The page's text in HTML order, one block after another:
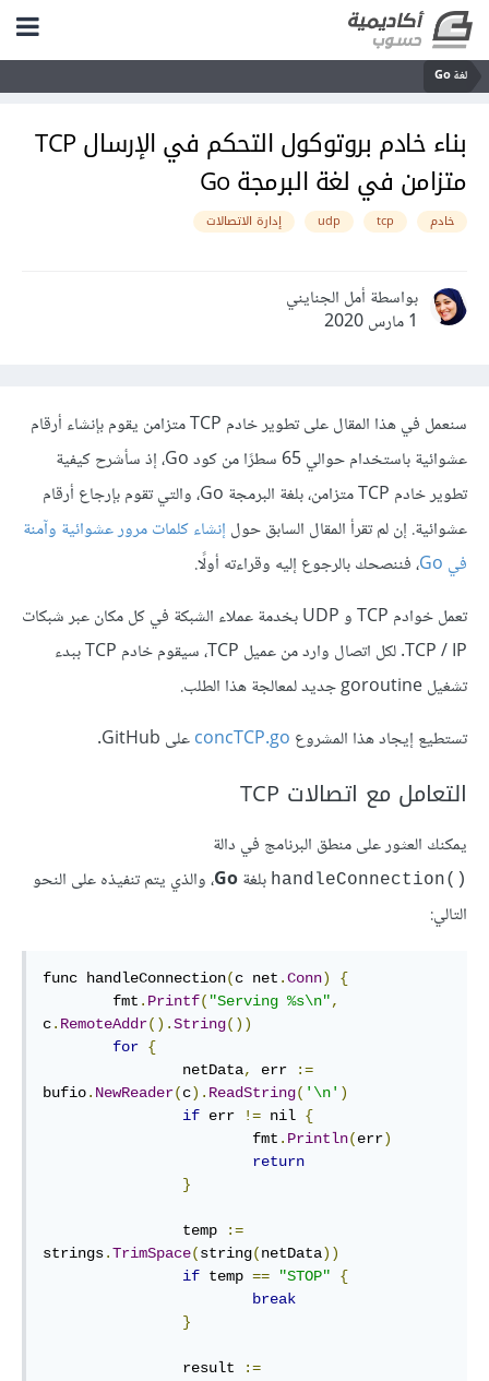
لغة Go
بناء خادم بروتوكول التحكم في الإرسال TCP
متزامن في لغة البرمجة Go
خادم tcp
udp إدارة الاتصالات
بواسطة أمل الجنايني
1 مارس 2020
سنعمل في هذا المقال على تطوير خادم TCP متزامن يقوم بإنشاء أرقام
عشوائية باستخدام حوالي 65 سطرًا من كود Go، إذ سأشرح كيفية
تطوير خادم TCP متزامن، بلغة البرمجة Go، والتي تقوم بإرجاع أرقام
عشوائية. إن لم تقرأ المقال السابق حول إنشاء كلمات مرور عشوائية وآمنة
في Go
، فننصحك بالرجوع إليه وقراءته أولًا.
تعمل خوادم TCP و UDP بخدمة عملاء الشبكة في كل مكان عبر شبكات
TCP / IP. لكل اتصال وارد من عميل TCP، سيقوم خادم TCP ببدء
تشغيل goroutine جديد لمعالجة هذا الطلب.
تستطيع إيجاد هذا المشروع concTCP.goعلى GitHub.
التعامل مع اتصالات TCP
يمكنك العثور على منطق البرنامج في دالة
()handleConnection بلغةGo، والذي يتم تنفيذه على النحو
التالي:
func handleConnection(c net .Conn)
{
        fmt
. Printf( "Serving %s\n",
c. RemoteAddr().String())
for {
                netData
, err
:=
bufio. NewReader(c). ReadString( '\n' )
if err != nil {
                        fmt
. Println(err)
return
}
                temp
:=
strings.TrimSpace(string(netData))
if temp == "STOP"
{
break
}
                result
:=